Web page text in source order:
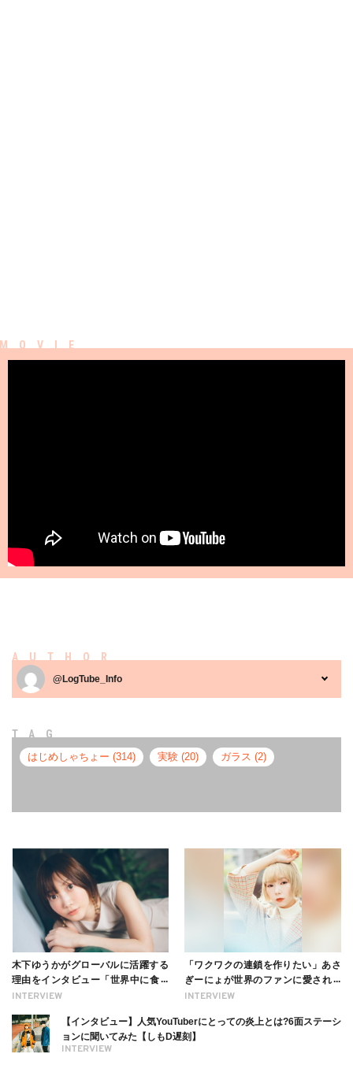
AUTHOR
@LogTube_Info
TAG
はじめしゃちょー (314) 実験 (20) ガラス (2)
INTERVIEW
木下ゆうかがグローバルに活躍する
理由をインタビュー「世界中に食べ
る幸せを伝えたい」新事務所加入に
INTERVIEW
「ワクワクの連鎖を作りたい」あさ
ぎーにょが世界のファンに愛される
理由【インタビュー】
INTERVIEW
【インタビュー】人気YouTuberにとっての炎上とは?6面ステーシ
ョンに聞いてみた【しもD遅刻】